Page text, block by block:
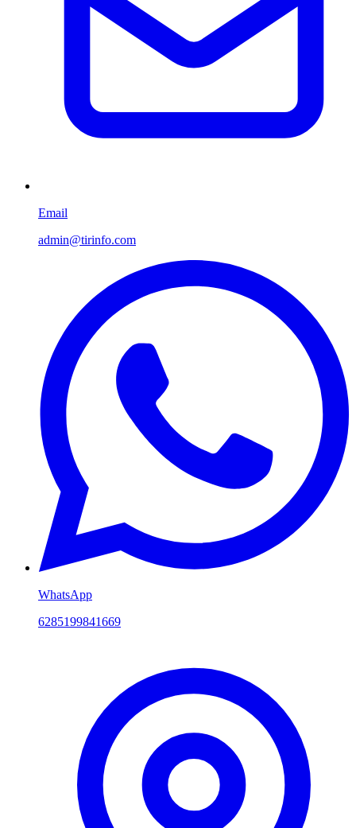
Email
admin@tirinfo.com
WhatsApp
6285199841669